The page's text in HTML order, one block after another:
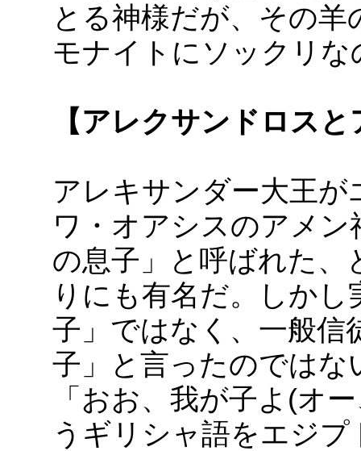
とる神様だが、その
モナイトにソックリな
【アレクサンドロス
アレキサンダー大王
ワ・オアシスのアメ
の息子」と呼ばれた
りにも有名だ。しか
子」ではなく、一般信
子」と言ったのでは
「おお、我が子よ(オ
うギリシャ語をエジ